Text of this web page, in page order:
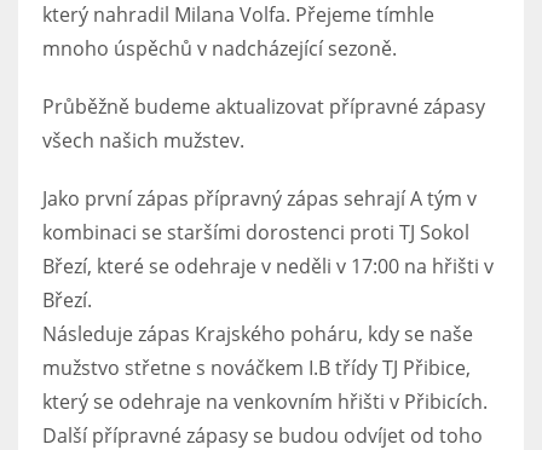
který nahradil Milana Volfa. Přejeme tímhle
mnoho úspěchů v nadcházející sezoně.
Průběžně budeme aktualizovat přípravné zápasy
všech našich mužstev.
Jako první zápas přípravný zápas sehrají A tým v
kombinaci se staršími dorostenci proti TJ Sokol
Březí, které se odehraje v neděli v 17:00 na hřišti v
Březí.
Následuje zápas Krajského poháru, kdy se naše
mužstvo střetne s nováčkem I.B třídy TJ Přibice,
který se odehraje na venkovním hřišti v Přibicích.
Další přípravné zápasy se budou odvíjet od toho